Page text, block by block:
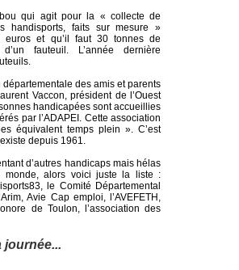
qui agit pour la « collecte de
handisports, faits sur mesure »
euros et qu’il faut 30 tonnes de
fauteuil. L’année dernière
départementale des amis et parents
Vaccon, président de l’Ouest
handicapées sont accueillies
par l’ADAPEI. Cette association
équivalent temps plein ». C’est
depuis 1961.
d’autres handicaps mais hélas
monde, alors voici juste la liste :
le Comité Départemental
Avie Cap emploi, l’AVEFETH,
de Toulon, l’association des
journée...